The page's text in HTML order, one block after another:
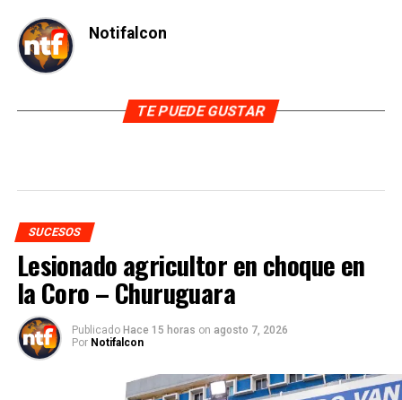
Notifalcon
TE PUEDE GUSTAR
SUCESOS
Lesionado agricultor en choque en
la Coro – Churuguara
Publicado Hace 15 horas on agosto 7, 2026
Por Notifalcon